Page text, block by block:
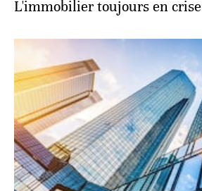
L'immobilier toujours en crise